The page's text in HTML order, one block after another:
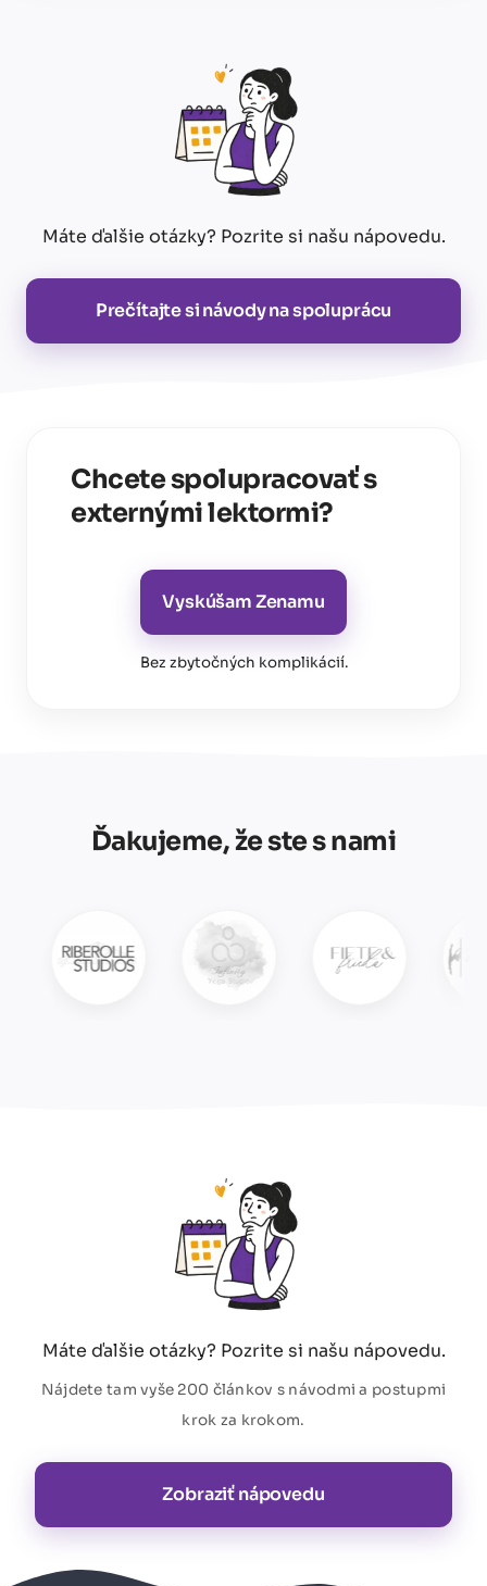
Máte ďalšie otázky? Pozrite si našu nápovedu.
Prečítajte si návody na spoluprácu
Chcete spolupracovať s
externými lektormi?
Vyskúšam Zenamu
Bez zbytočných komplikácií.
Ďakujeme, že ste s nami
Máte ďalšie otázky? Pozrite si našu nápovedu.
Nájdete tam vyše 200 článkov s návodmi a postupmi
krok za krokom.
Zobraziť nápovedu